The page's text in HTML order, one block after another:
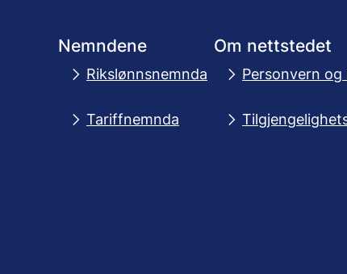
Nemndene
Rikslønnsnemnda
Tariffnemnda
Om nettstedet
Personvern